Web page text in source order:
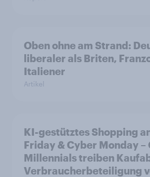
Oben ohne am Strand:
liberaler als Briten,
Italiener
Artikel
KI-gestütztes Shopping
Friday & Cyber Monday –
Millennials treiben
Verbraucherbeteiligung